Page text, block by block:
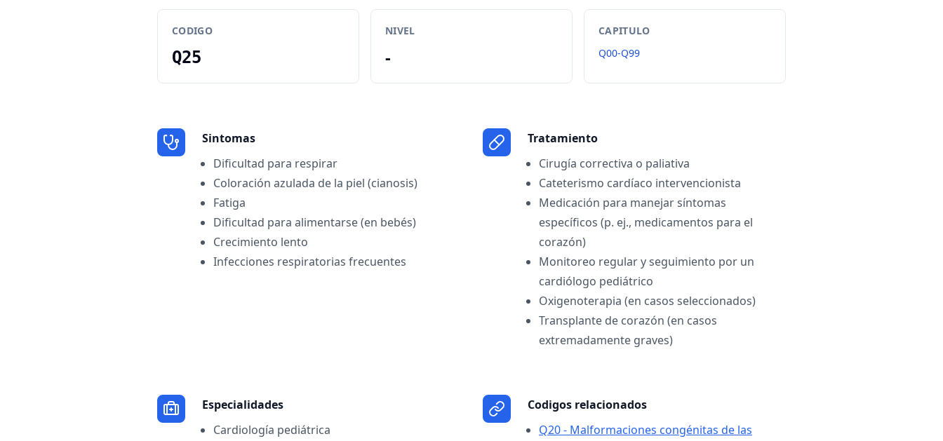
CODIGO
Q25
NIVEL
-
CAPITULO
Q00-Q99
Sintomas
Dificultad para respirar
Coloración azulada de la piel (cianosis)
Fatiga
Dificultad para alimentarse (en bebés)
Crecimiento lento
Infecciones respiratorias frecuentes
Tratamiento
Cirugía correctiva o paliativa
Cateterismo cardíaco intervencionista
Medicación para manejar síntomas
específicos (p. ej., medicamentos para el
corazón)
Monitoreo regular y seguimiento por un
cardiólogo pediátrico
Oxigenoterapia (en casos seleccionados)
Transplante de corazón (en casos
extremadamente graves)
Especialidades
Cardiología pediátrica
Codigos relacionados
Q20 - Malformaciones congénitas de las